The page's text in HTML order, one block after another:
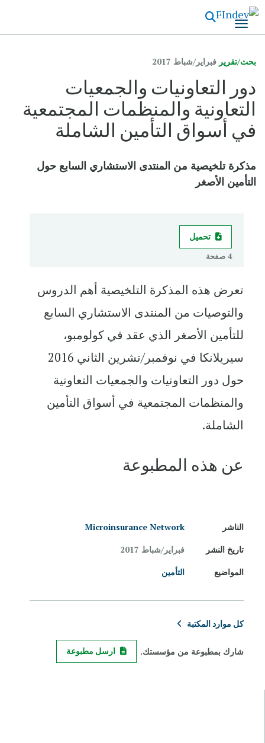
بحث/تقرير فبراير/شباط 2017
دور التعاونيات والجمعيات
التعاونية والمنظمات المجتمعية
في أسواق التأمين الشاملة
مذكرة تلخيصية من المنتدى الاستشاري السابع حول
التأمين الأصغر
تحميل
تعرض هذه المذكرة التلخيصية أهم الدروس
والتوصيات من المنتدى الاستشاري السابع
للتأمين الأصغر الذي عقد في كولومبو،
سيريلانكا في نوفمبر/تشرين الثاني 2016
حول دور التعاونيات والجمعيات التعاونية
والمنظمات المجتمعية في أسواق التأمين
الشاملة.
عن هذه المطبوعة
الناشر
Microinsurance Network
تاريخ النشر
فبراير/شباط 2017
المواضيع
التأمين
كل موارد المكتبة
شارك بمطبوعة من مؤسستك. ارسل مطبوعة